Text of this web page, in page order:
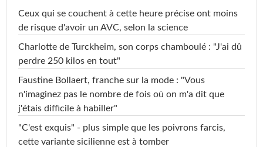
Ceux qui se couchent à cette heure précise ont moins
de risque d'avoir un AVC, selon la science
Charlotte de Turckheim, son corps chamboulé : "J'ai dû
perdre 250 kilos en tout"
Faustine Bollaert, franche sur la mode : "Vous
n'imaginez pas le nombre de fois où on m'a dit que
j'étais difficile à habiller"
"C'est exquis" - plus simple que les poivrons farcis,
cette variante sicilienne est à tomber